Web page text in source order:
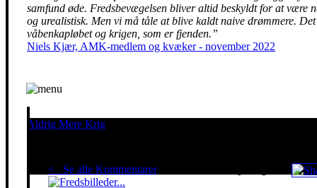
samfund øde. Fredsbevægelsen bliver altid beskyldt for at være
og urealistisk. Men vi må tåle at blive kaldt naive drømmere.
våbenkapløbet og krigen, som er fjenden.”
Niels Kjær, AMK-medlem og kvæker - november 2022
Aldrig Mere Krig
< Se alle KommentarerRed klimaet - stop krigen!